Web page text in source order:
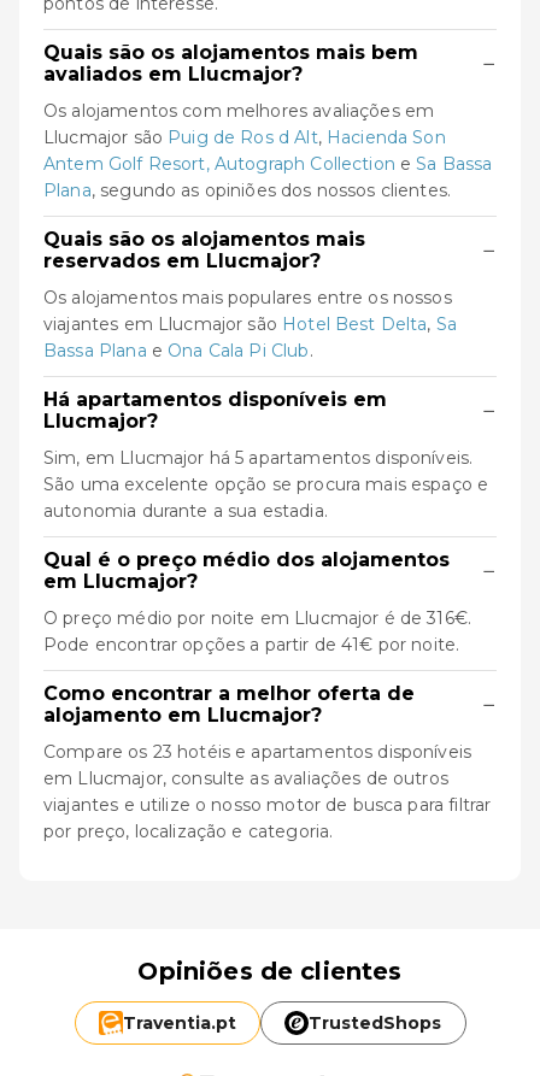
Quais são os alojamentos mais bem
avaliados em Llucmajor?
−
Os alojamentos com melhores avaliações em
Llucmajor são Puig de Ros d Alt, Hacienda Son
Antem Golf Resort, Autograph Collection eSa Bassa
Plana, segundo as opiniões dos nossos clientes.
Quais são os alojamentos mais
reservados em Llucmajor?
−
Os alojamentos mais populares entre os nossos
viajantes em Llucmajor são Hotel Best Delta, Sa
Bassa Plana e Ona Cala Pi Club.
Há apartamentos disponíveis em
Llucmajor?
−
Sim, em Llucmajor há 5 apartamentos disponíveis.
São uma excelente opção se procura mais espaço e
autonomia durante a sua estadia.
Qual é o preço médio dos alojamentos
em Llucmajor?
−
O preço médio por noite em Llucmajor é de 316€.
Pode encontrar opções a partir de 41€ por noite.
Como encontrar a melhor oferta de
alojamento em Llucmajor?
−
Compare os 23 hotéis e apartamentos disponíveis
em Llucmajor, consulte as avaliações de outros
viajantes e utilize o nosso motor de busca para filtrar
por preço, localização e categoria.
Opiniões de clientes
Traventia.pt TrustedShops